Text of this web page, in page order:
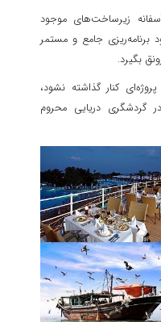
زیرساخت‌های موجود
جامع و مستمر
بگیرد.
کنار گذاشته نشود،
گردشگری دریایی محروم